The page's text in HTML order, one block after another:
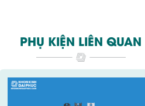
PHỤ KIỆN LIÊN QUAN